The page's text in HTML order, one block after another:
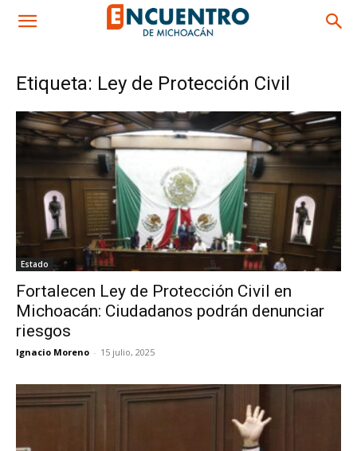
Etiqueta: Ley de Protección Civil
Estado
Fortalecen Ley de Protección Civil en
Michoacán: Ciudadanos podrán denunciar
riesgos
Ignacio Moreno - 15 julio, 2025